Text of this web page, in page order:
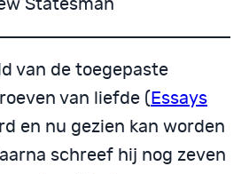
Statesman
van de toegepaste
van liefde ( Essays
en nu gezien kan worden
schreef hij nog zeven